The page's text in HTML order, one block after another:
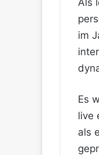
im
Es
live
als